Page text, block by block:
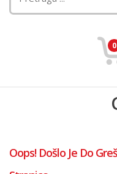
0
Oops! Došlo Je Do